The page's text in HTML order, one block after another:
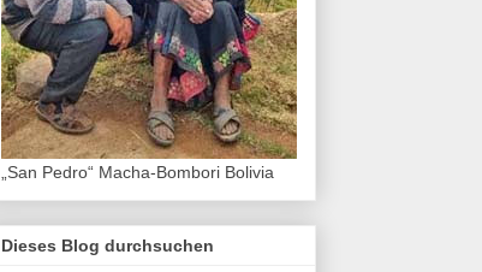
„San Pedro“ Macha-Bombori Bolivia
Dieses Blog durchsuchen